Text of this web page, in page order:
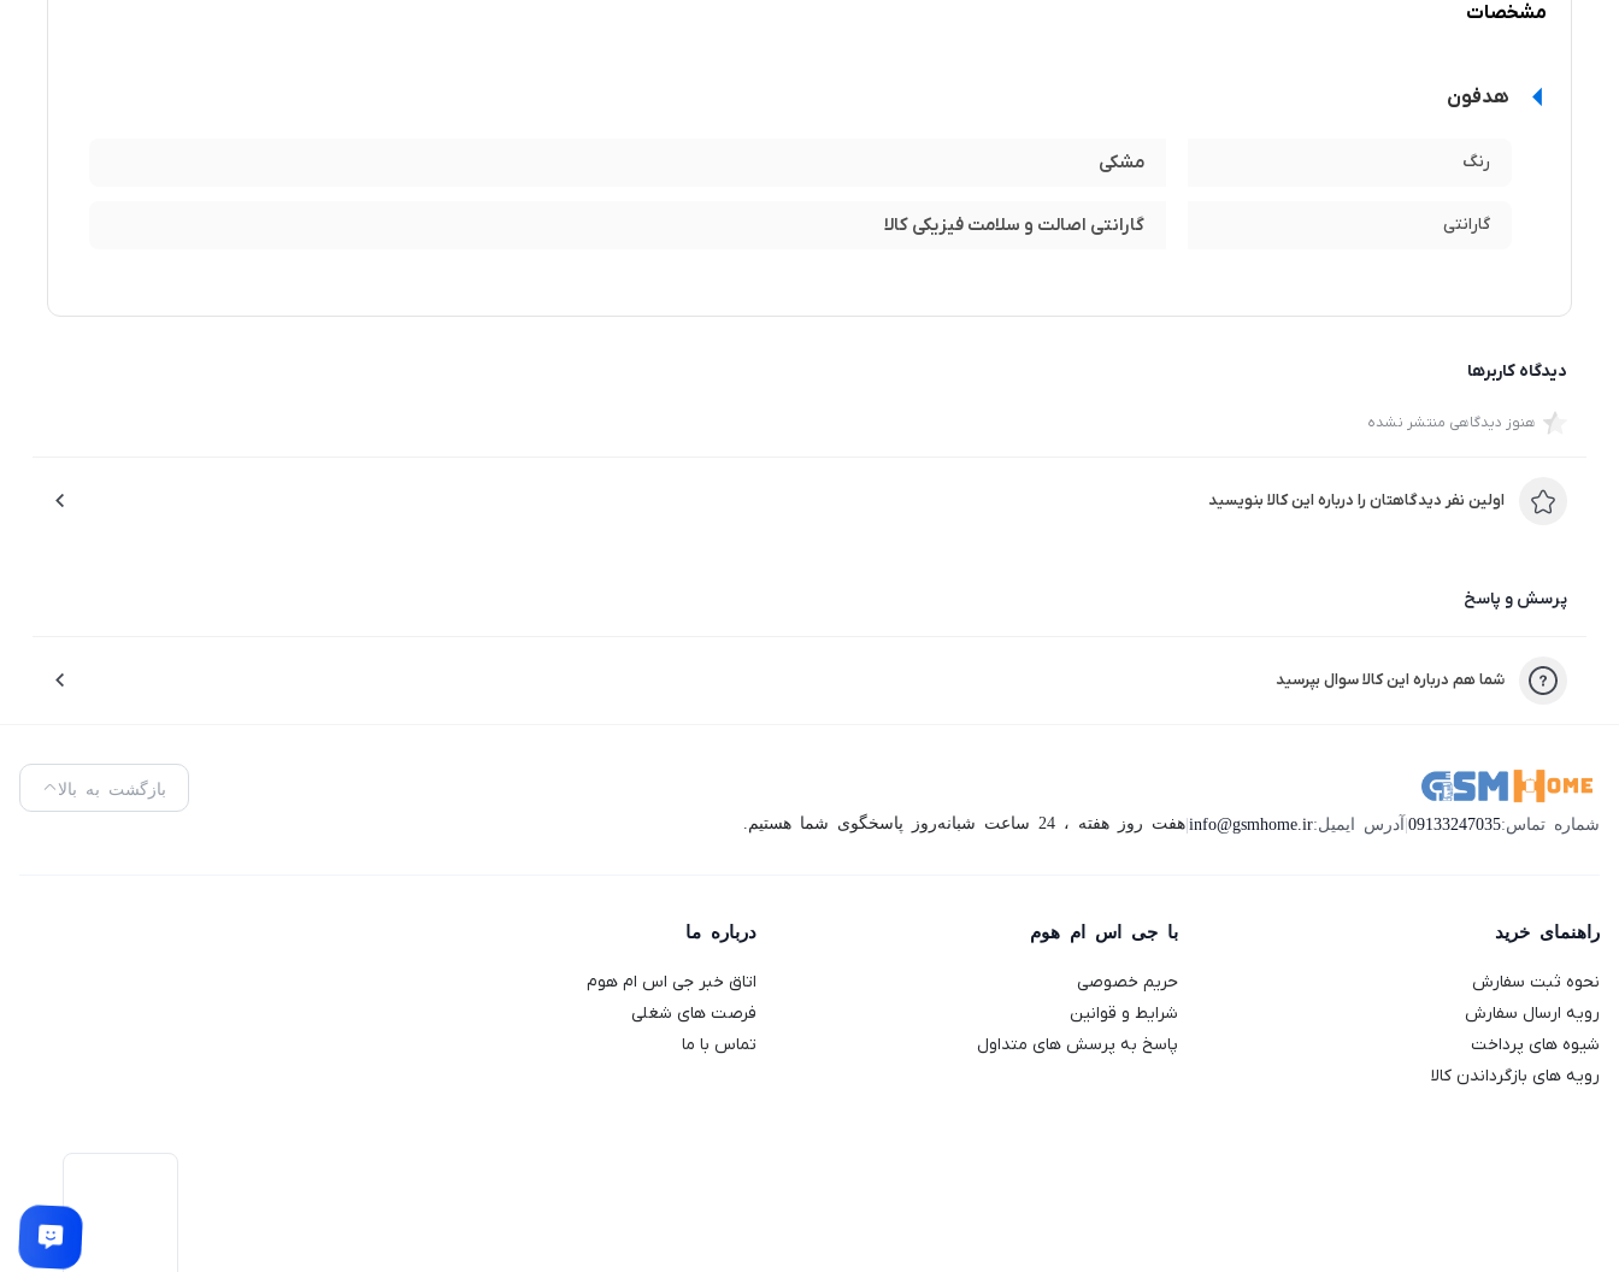
و سوم این دستگاه نیز ولتاژ 5 ولت و جریان خروجی 2.1 آمپر را تولید می‌کند.
مشخصات
هدفون
رنگ مشکی
گارانتی گارانتی اصالت و سلامت فیزیکی کالا
دیدگاه کاربرها
هنوز دیدگاهی منتشر نشده
اولین نفر دیدگاهتان را درباره این کالا بنویسید
پرسش و پاسخ
شما هم درباره این کالا سوال بپرسید
شماره تماس:09133247035
|آدرس ایمیل:info@gsmhome.ir
|هفت روز هفته ، 24 ساعت شبانه‌روز پاسخگوی شما هستیم.
بازگشت به بالا
راهنمای خرید
نحوه ثبت سفارش
رویه ارسال سفارش
شیوه های پرداخت
رویه های بازگرداندن کالا
با جی اس ام هوم
حریم خصوصی
شرایط و قوانین
پاسخ به پرسش های متداول
درباره ما
اتاق خبر جی اس ام هوم
فرصت های شغلی
تماس با ما